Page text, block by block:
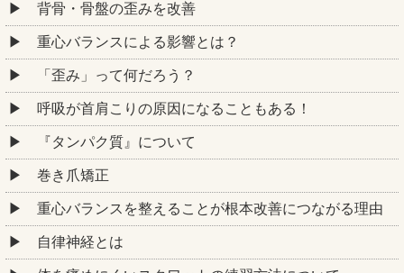
背骨・骨盤の歪みを改善
重心バランスによる影響とは？
「歪み」って何だろう？
呼吸が首肩こりの原因になることもある！
『タンパク質』について
巻き爪矯正
重心バランスを整えることが根本改善につながる理由
自律神経とは